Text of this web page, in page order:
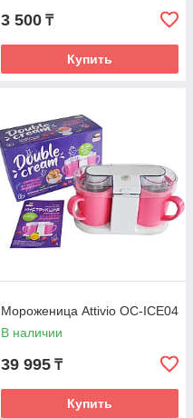
3 500 ₸
Купить
Мороженица Attivio OC-ICE04
В наличии
39 995 ₸
Купить